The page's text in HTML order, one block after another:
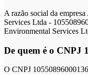
A razão social da
Services Ltda -
Environmental Services
De quem é o CNPJ
O CNPJ